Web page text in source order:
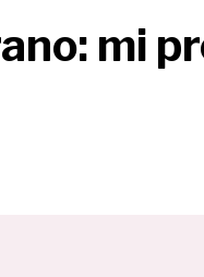
mi